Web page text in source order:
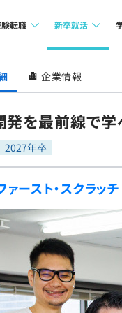
転職
検索
職成功ガイド
新卒就活
本選考
インターン
イベント・セ
インタビュー
就活成功ガイド
企業情報
を最前線で学
2027年卒
ースト・スクラッチ